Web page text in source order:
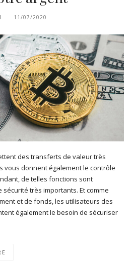
11/07/2020
des transferts de valeur très
vous donnent également le contrôle
de telles fonctions sont
très importants. Et comme
et de fonds, les utilisateurs des
également le besoin de sécuriser